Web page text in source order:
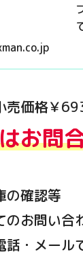
売価格￥
お問
の確認等
のお問い合
・メール